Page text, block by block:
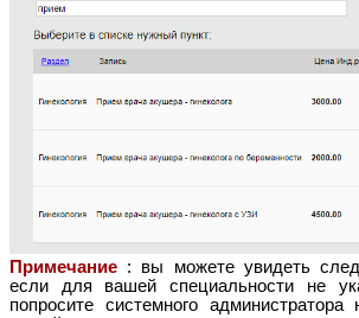
Примечание : вы можете увидеть
если для вашей специальности не
попросите системного администратора